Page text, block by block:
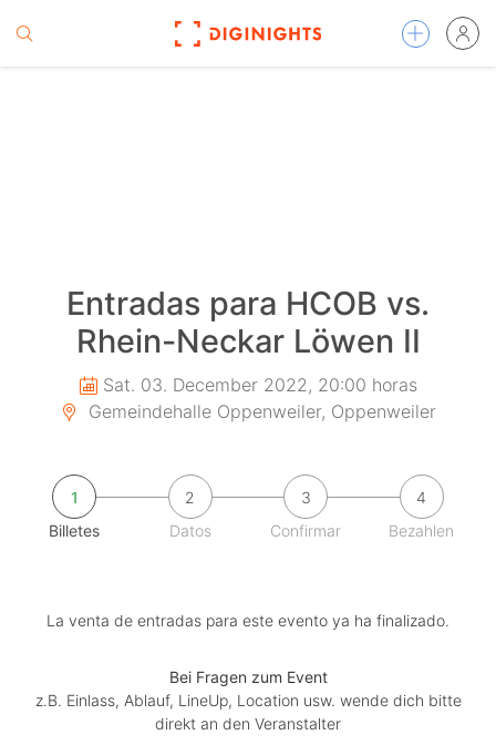
Entradas para HCOB vs.
Rhein-Neckar Löwen II
Sat. 03. December 2022, 20:00 horas
Gemeindehalle Oppenweiler, Oppenweiler
1
Billetes
2
Datos
3
Confirmar
4
Bezahlen
La venta de entradas para este evento ya ha finalizado.
Bei Fragen zum Event
z.B. Einlass, Ablauf, LineUp, Location usw. wende dich bitte
direkt an den Veranstalter